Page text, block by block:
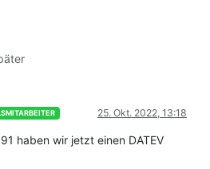
25. Okt. 2022, 13:18
haben wir jetzt einen DATEV